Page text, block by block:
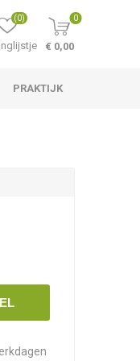
(0) 0
€ 0,00
PRAKTIJK